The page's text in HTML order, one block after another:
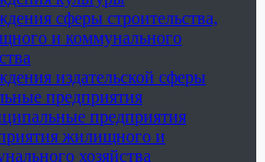
сферы строительства,
и коммунального
издательской сферы
предприятия
предприятия
жилищного и
хозяйства